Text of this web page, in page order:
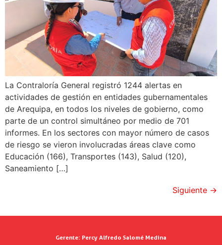
La Contraloría General registró 1244 alertas en
actividades de gestión en entidades gubernamentales
de Arequipa, en todos los niveles de gobierno, como
parte de un control simultáneo por medio de 701
informes. En los sectores con mayor número de casos
de riesgo se vieron involucradas áreas clave como
Educación (166), Transportes (143), Salud (120),
Saneamiento […]
Siguiente →
Gerente: Percy Alfredo Salomé Medina